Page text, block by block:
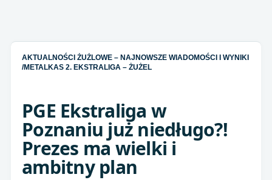
AKTUALNOŚCI ŻUŻLOWE – NAJNOWSZE WIADOMOŚCI I WYNIKI
/METALKAS 2. EKSTRALIGA – ŻUŻEL
PGE Ekstraliga w
Poznaniu już niedługo?!
Prezes ma wielki i
ambitny plan